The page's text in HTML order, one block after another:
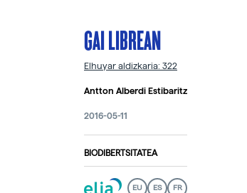
GAI LIBREAN
Elhuyar aldizkaria: 322
Antton Alberdi Estibaritz
2016-05-11
BIODIBERTSITATEA
EU ES FR